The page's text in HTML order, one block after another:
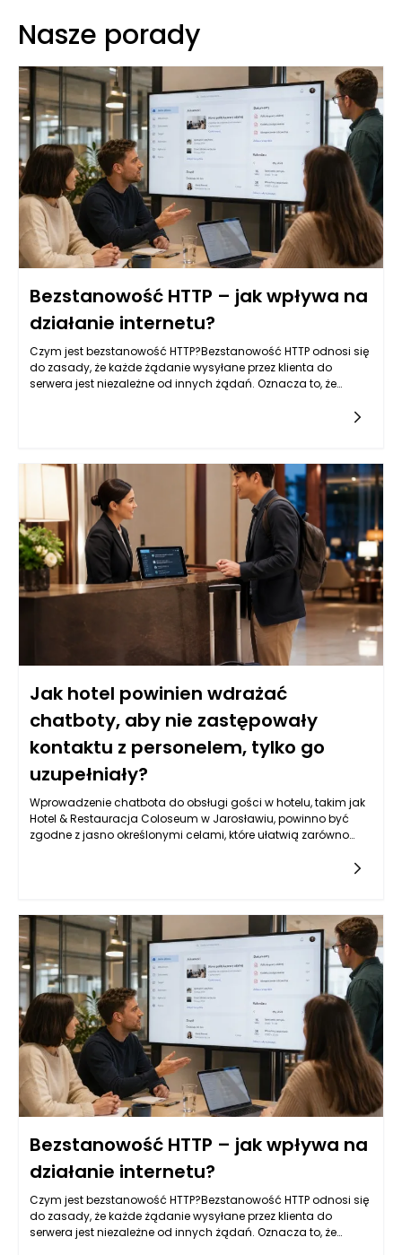
Nasze porady
Bezstanowość HTTP – jak wpływa na
działanie internetu?
Czym jest bezstanowość HTTP?Bezstanowość HTTP odnosi się
do zasady, że każde żądanie wysyłane przez klienta do
serwera jest niezależne od innych żądań. Oznacza to, że
Jak hotel powinien wdrażać
chatboty, aby nie zastępowały
kontaktu z personelem, tylko go
uzupełniały?
Wprowadzenie chatbota do obsługi gości w hotelu, takim jak
Hotel & Restauracja Coloseum w Jarosławiu, powinno być
zgodne z jasno określonymi celami, które ułatwią zarówno
zwiększenie dostępności informacji oraz możliwości interakcji.
pokoi, menu czy atrakcji w okolicy. Warto, aby jego działanie
nie ograniczało się jedynie do udzielania odpowiedzi na
często zadawane pytania. Powinien także potrafić skierować
gości do odpowiednich osób w zespole, gdy konkretne
zapytania wymagają interwencji człowieka. Obiekt w
Jarosławiu, ze swoim eleganckim designem i szeroką ofertą,
ma szansę na zbudowanie silniejszych relacji z klientami
dzięki większej efektywności obsługi.
Bezstanowość HTTP – jak wpływa na
działanie internetu?
Czym jest bezstanowość HTTP?Bezstanowość HTTP odnosi się
do zasady, że każde żądanie wysyłane przez klienta do
serwera jest niezależne od innych żądań. Oznacza to, że